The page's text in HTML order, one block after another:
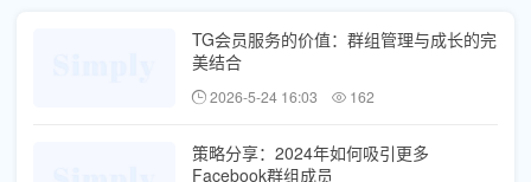
TG会员服务的价值：群组管理与成长的完
美结合
2026-5-24 16:03 162
策略分享：2024年如何吸引更多
Facebook群组成员